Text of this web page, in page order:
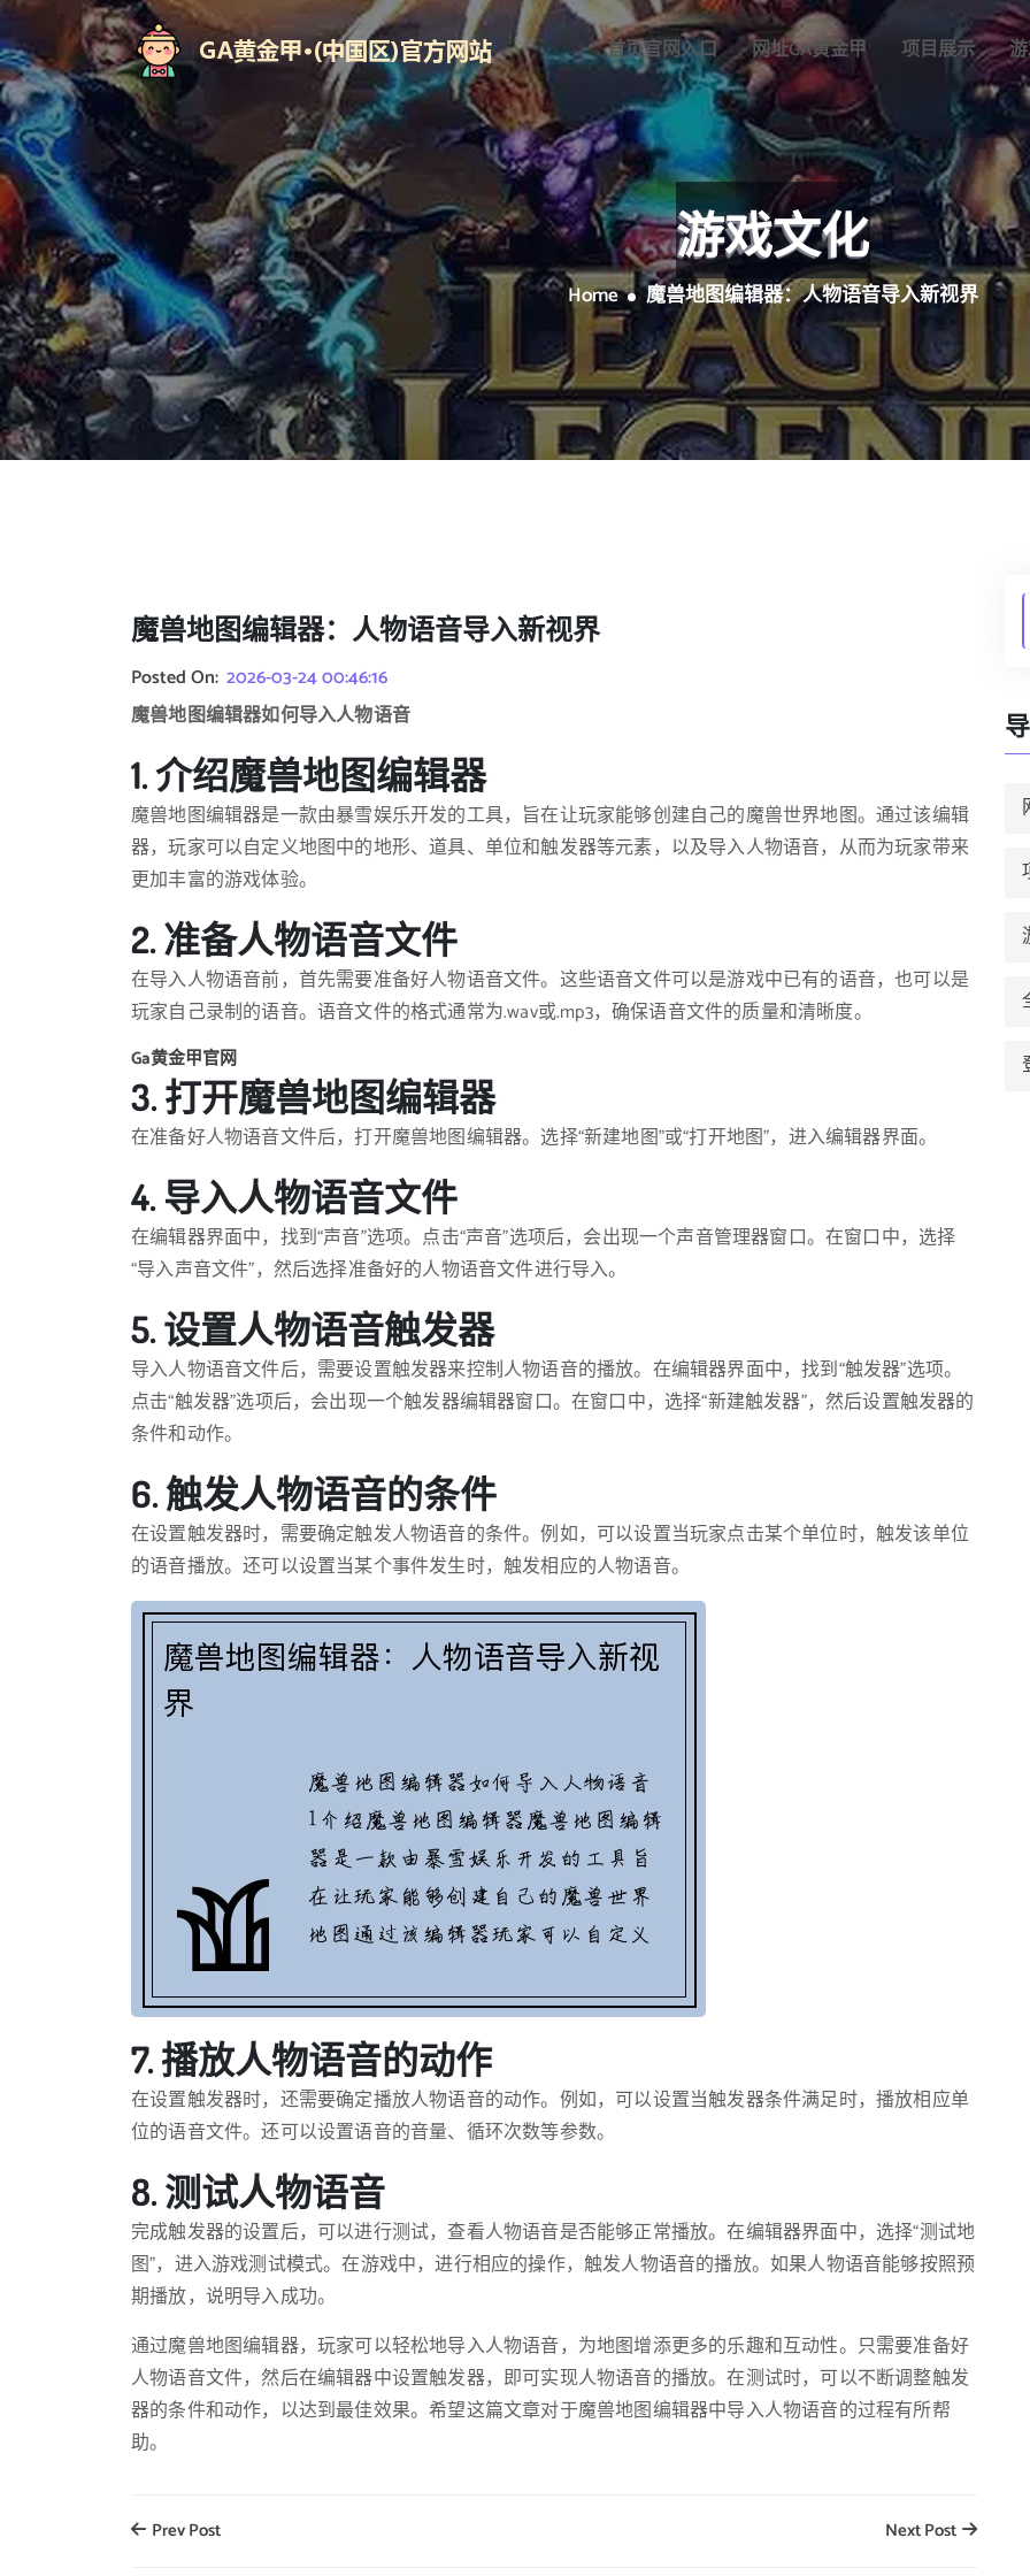
首页官网入口 网址GA黄金甲 项目展示
游戏文化
Home 魔兽地图编辑器：人物语音导入新视界
魔兽地图编辑器：人物语音导入新视界
Posted On: 2026-03-24 00:46:16
魔兽地图编辑器如何导入人物语音
1. 介绍魔兽地图编辑器
魔兽地图编辑器是一款由暴雪娱乐开发的工具，旨在让玩家能够创建自己的魔兽世界地图。通过该编辑
器，玩家可以自定义地图中的地形、道具、单位和触发器等元素，以及导入人物语音，从而为玩家带来
更加丰富的游戏体验。
2. 准备人物语音文件
在导入人物语音前，首先需要准备好人物语音文件。这些语音文件可以是游戏中已有的语音，也可以是
玩家自己录制的语音。语音文件的格式通常为.wav或.mp3，确保语音文件的质量和清晰度。
Ga黄金甲官网
3. 打开魔兽地图编辑器
在准备好人物语音文件后，打开魔兽地图编辑器。选择“新建地图”或“打开地图”，进入编辑器界面。
4. 导入人物语音文件
在编辑器界面中，找到“声音”选项。点击“声音”选项后，会出现一个声音管理器窗口。在窗口中，选择
“导入声音文件”，然后选择准备好的人物语音文件进行导入。
5. 设置人物语音触发器
导入人物语音文件后，需要设置触发器来控制人物语音的播放。在编辑器界面中，找到“触发器”选项。
点击“触发器”选项后，会出现一个触发器编辑器窗口。在窗口中，选择“新建触发器”，然后设置触发器的
条件和动作。
6. 触发人物语音的条件
在设置触发器时，需要确定触发人物语音的条件。例如，可以设置当玩家点击某个单位时，触发该单位
的语音播放。还可以设置当某个事件发生时，触发相应的人物语音。
7. 播放人物语音的动作
在设置触发器时，还需要确定播放人物语音的动作。例如，可以设置当触发器条件满足时，播放相应单
位的语音文件。还可以设置语音的音量、循环次数等参数。
8. 测试人物语音
完成触发器的设置后，可以进行测试，查看人物语音是否能够正常播放。在编辑器界面中，选择“测试地
图”，进入游戏测试模式。在游戏中，进行相应的操作，触发人物语音的播放。如果人物语音能够按照预
期播放，说明导入成功。
通过魔兽地图编辑器，玩家可以轻松地导入人物语音，为地图增添更多的乐趣和互动性。只需要准备好
人物语音文件，然后在编辑器中设置触发器，即可实现人物语音的播放。在测试时，可以不断调整触发
器的条件和动作，以达到最佳效果。希望这篇文章对于魔兽地图编辑器中导入人物语音的过程有所帮
助。
Prev Post Next Post